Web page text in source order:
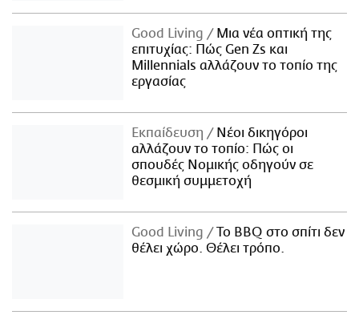
Good Living
Μια νέα οπτική της
επιτυχίας: Πώς Gen Zs και
Millennials αλλάζουν το τοπίο της
εργασίας
Εκπαίδευση
Νέοι δικηγόροι
αλλάζουν το τοπίο: Πώς οι
σπουδές Νομικής οδηγούν σε
θεσμική συμμετοχή
Good Living
Το BBQ στο σπίτι δεν
θέλει χώρο. Θέλει τρόπο.